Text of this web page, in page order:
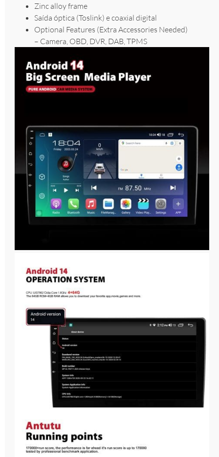
Zinc alloy frame
Saída óptica (Toslink) e coaxial digital
Optional Features (Extra Accessories Needed)
– Camera, OBD, DVR, DAB, TPMS